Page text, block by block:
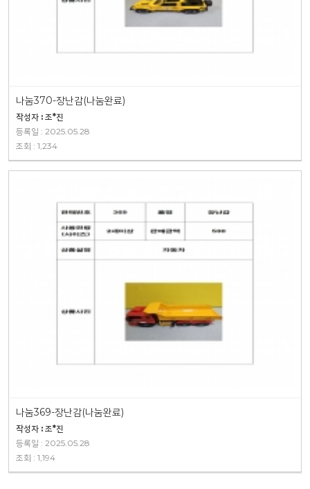
나눔370-장난감(나눔완료)
작성자 : 조*진
등록일 : 2025.05.28
조회 : 1,234
나눔369-장난감(나눔완료)
작성자 : 조*진
등록일 : 2025.05.28
조회 : 1,194